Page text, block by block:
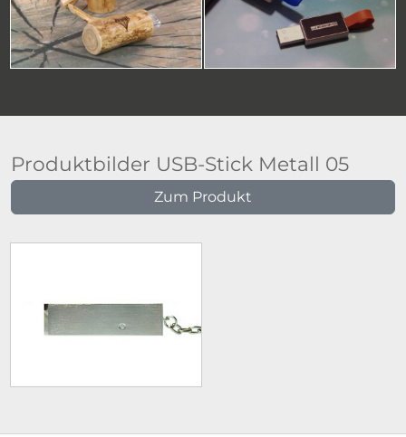
Produktbilder USB-Stick Metall 05
Zum Produkt